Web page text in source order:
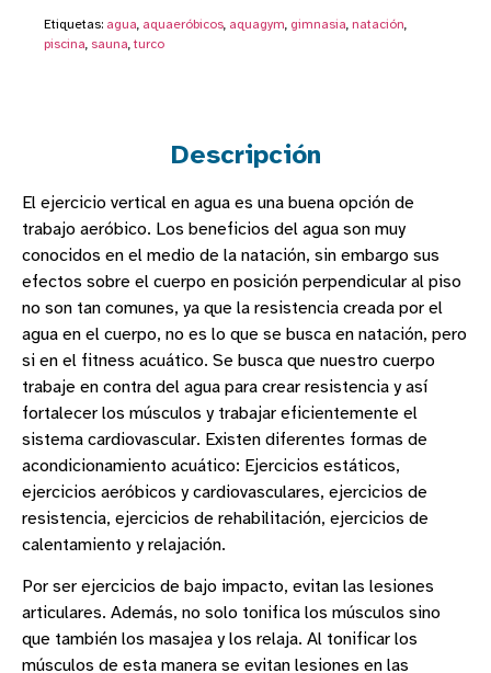
Etiquetas: agua aquaeróbicos aquagym gimnasia natación
piscina sauna ,turco
Descripción
El ejercicio vertical en agua es una buena opción de
trabajo aeróbico. Los beneficios del agua son muy
conocidos en el medio de la natación, sin embargo sus
efectos sobre el cuerpo en posición perpendicular al piso
no son tan comunes, ya que la resistencia creada por el
agua en el cuerpo, no es lo que se busca en natación, pero
si en el fitness acuático. Se busca que nuestro cuerpo
trabaje en contra del agua para crear resistencia y así
fortalecer los músculos y trabajar eficientemente el
sistema cardiovascular. Existen diferentes formas de
acondicionamiento acuático: Ejercicios estáticos,
ejercicios aeróbicos y cardiovasculares, ejercicios de
resistencia, ejercicios de rehabilitación, ejercicios de
calentamiento y relajación.
Por ser ejercicios de bajo impacto, evitan las lesiones
articulares. Además, no solo tonifica los músculos sino
que también los masajea y los relaja. Al tonificar los
músculos de esta manera se evitan lesiones en las